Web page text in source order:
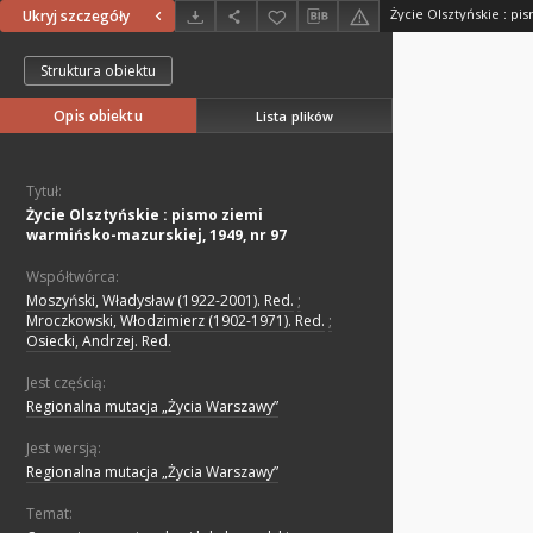
Ukryj szczegóły
Struktura obiektu
Opis obiektu Lista plików
Tytuł:
Życie Olsztyńskie : pismo ziemi
warmińsko-mazurskiej, 1949, nr 97
Współtwórca:
Moszyński, Władysław (1922-2001). Red. ;
Mroczkowski, Włodzimierz (1902-1971). Red. ;
Osiecki, Andrzej. Red.
Jest częścią:
Regionalna mutacja „Życia Warszawy”
Jest wersją:
Regionalna mutacja „Życia Warszawy”
Temat: